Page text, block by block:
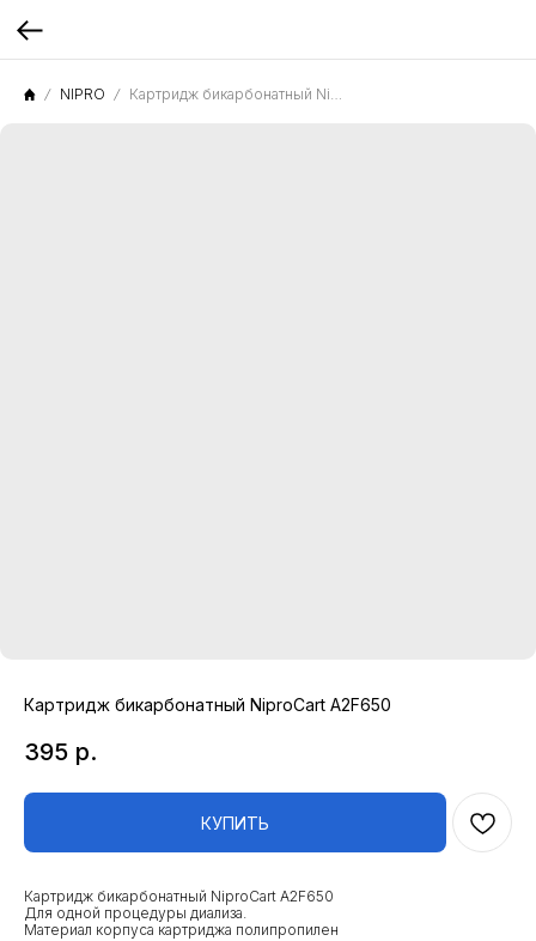
NIPRO Картридж бикарбонатный NiproCart A2F650
Картридж бикарбонатный NiproCart A2F650
395 р.
КУПИТЬ
Картридж бикарбонатный NiproCart A2F650
Для одной процедуры диализа.
Материал корпуса картриджа полипропилен